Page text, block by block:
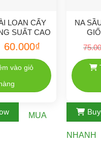
LOAN CẤY
SUẤT CAO
Giá
gốc
là:
65.000₫.
60.000₫Giá
hiện
tại
là:
60.000₫.
vào giỏ
MUA
NA
NHANH